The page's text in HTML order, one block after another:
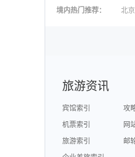
澳
境内热门推荐： 北
旅游资讯
宾馆索引
攻
机票索引
网
旅游索引
邮